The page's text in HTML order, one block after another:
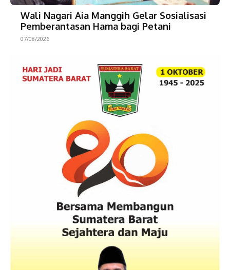
Wali Nagari Aia Manggih Gelar Sosialisasi
Pemberantasan Hama bagi Petani
07/08/2026